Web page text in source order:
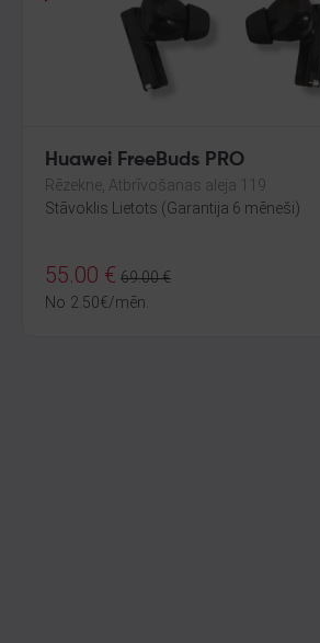
Huawei FreeBuds PRO
Rēzekne, Atbrīvošanas aleja 119
Stāvoklis Lietots (Garantija 6 mēneši)
55.00 € 69.00€
No 2.50€/mēn.